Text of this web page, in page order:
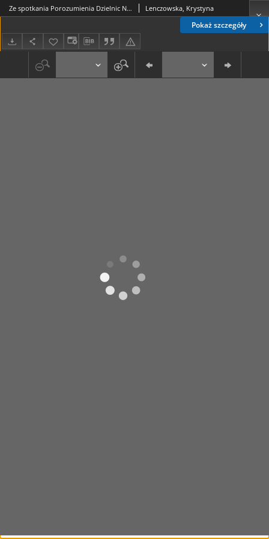
Pokaż szczegóły
Ze spotkania Porozumienia Dzielnic Nowohuckich Lenczowska, Krystyna